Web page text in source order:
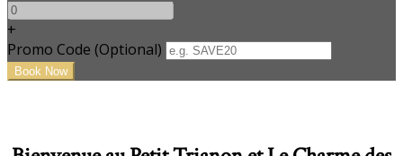
+
Promo Code (Optional)